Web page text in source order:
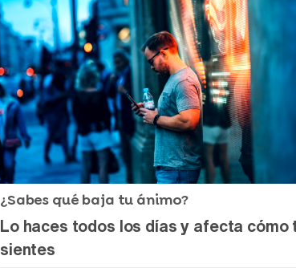
¿Sabes qué baja tu ánimo?
Lo haces todos los días y afecta cómo
sientes